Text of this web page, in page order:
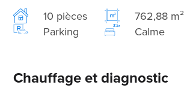
10 pièces
762,88 m²
Parking
Calme
Chauffage et diagnostic